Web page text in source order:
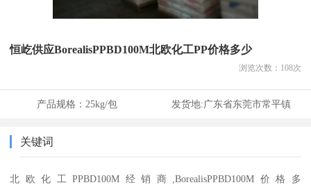
恒屹供应BorealisPPBD100M北欧化工PP价格多少
浏览次数： 108次
产品规格： 25kg/包 发货地:广东省东莞市常平镇
关键词
北欧化工PPBD100M经销商,BorealisPPBD100M价格多